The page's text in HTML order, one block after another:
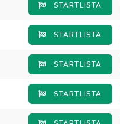
STARTLISTA
STARTLISTA
STARTLISTA
STARTLISTA